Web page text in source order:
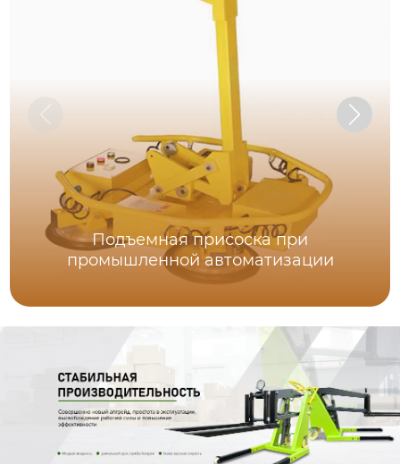
Подъемная присоска при
промышленной автоматизации